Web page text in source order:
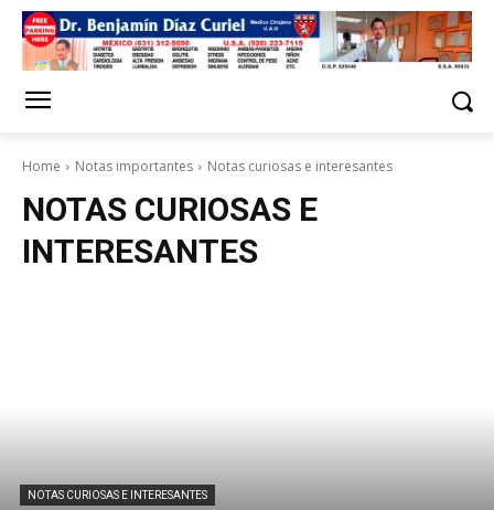
Home Notas importantes Notas curiosas e interesantes
NOTAS CURIOSAS E
INTERESANTES
NOTAS CURIOSAS E INTERESANTES